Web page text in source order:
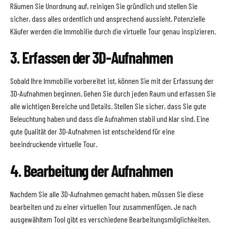
Räumen Sie Unordnung auf, reinigen Sie gründlich und stellen Sie
sicher, dass alles ordentlich und ansprechend aussieht. Potenzielle
Käufer werden die Immobilie durch die virtuelle Tour genau inspizieren.
3. Erfassen der 3D-Aufnahmen
Sobald Ihre Immobilie vorbereitet ist, können Sie mit der Erfassung der
3D-Aufnahmen beginnen. Gehen Sie durch jeden Raum und erfassen Sie
alle wichtigen Bereiche und Details. Stellen Sie sicher, dass Sie gute
Beleuchtung haben und dass die Aufnahmen stabil und klar sind. Eine
gute Qualität der 3D-Aufnahmen ist entscheidend für eine
beeindruckende virtuelle Tour.
4. Bearbeitung der Aufnahmen
Nachdem Sie alle 3D-Aufnahmen gemacht haben, müssen Sie diese
bearbeiten und zu einer virtuellen Tour zusammenfügen. Je nach
ausgewähltem Tool gibt es verschiedene Bearbeitungsmöglichkeiten.